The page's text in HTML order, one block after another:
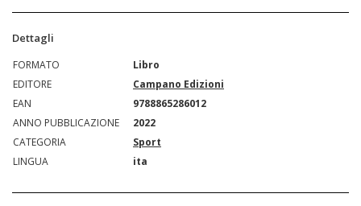
Dettagli
FORMATO
Libro
EDITORE
Campano Edizioni
EAN
9788865286012
ANNO PUBBLICAZIONE
2022
CATEGORIA
Sport
LINGUA
ita